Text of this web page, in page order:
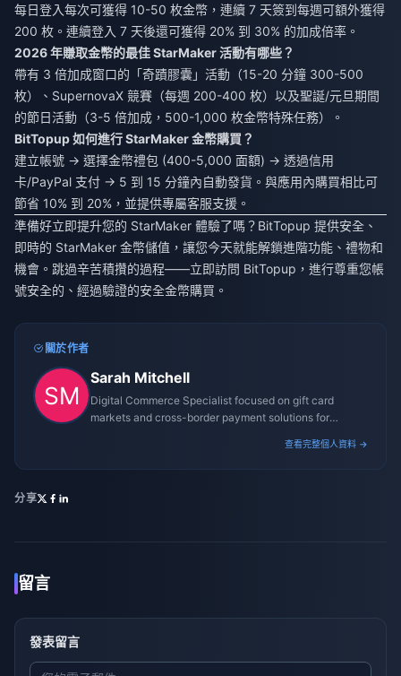
每日登入每次可獲得 10-50 枚金幣，連續 7 天簽到每週可額外獲得
200 枚。連續登入 7 天後還可獲得 20% 到 30% 的加成倍率。
2026 年賺取金幣的最佳 StarMaker 活動有哪些？
帶有 3 倍加成窗口的「奇蹟膠囊」活動（15-20 分鐘 300-500
枚）、SupernovaX 競賽（每週 200-400 枚）以及聖誕/元旦期間
的節日活動（3-5 倍加成，500-1,000 枚金幣特殊任務）。
BitTopup 如何進行 StarMaker 金幣購買？
建立帳號 → 選擇金幣禮包 (400-5,000 面額) → 透過信用
卡/PayPal 支付 → 5 到 15 分鐘內自動發貨。與應用內購買相比可
節省 10% 到 20%，並提供專屬客服支援。
準備好立即提升您的 StarMaker 體驗了嗎？BitTopup 提供安全、
即時的 StarMaker 金幣儲值，讓您今天就能解鎖進階功能、禮物和
機會。跳過辛苦積攢的過程——立即訪問 BitTopup，進行尊重您帳
號安全的、經過驗證的安全金幣購買。
關於作者
Sarah Mitchell
Digital Commerce Specialist focused on gift card
markets and cross-border payment solutions for
查看完整個人資料 →
分享
留言
發表留言